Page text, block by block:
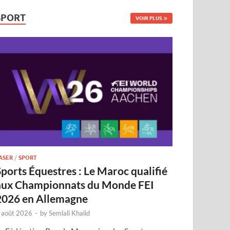
VOIR PLUS
/SPORT
Équestres : Le Maroc qualifié
Championnats du Monde FEI
en Allemagne
2026 - bySemlali Khalid